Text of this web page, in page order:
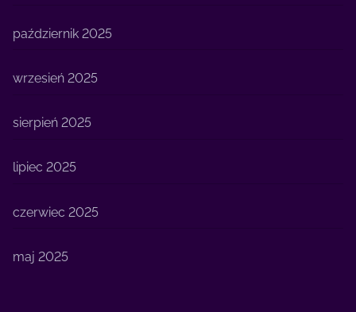
październik 2025
wrzesień 2025
sierpień 2025
lipiec 2025
czerwiec 2025
maj 2025